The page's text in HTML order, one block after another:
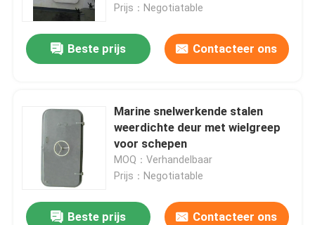
Prijs：Negotiatable
Beste prijs Contacteer ons
Marine snelwerkende stalen
weerdichte deur met wielgreep
voor schepen
MOQ：Verhandelbaar
Prijs：Negotiatable
Beste prijs Contacteer ons